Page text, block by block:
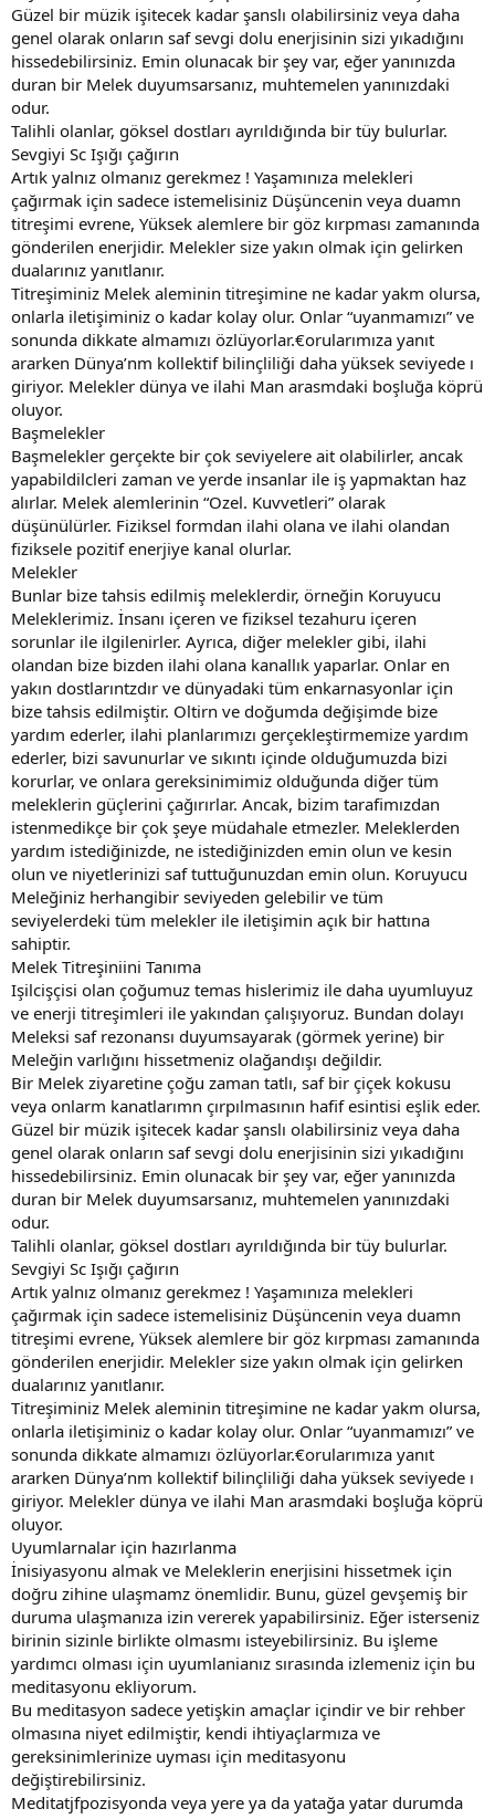
Güzel bir müzik işitecek kadar şanslı olabilirsiniz veya daha
genel olarak onların saf sevgi dolu enerjisinin sizi yıkadığını
hissedebilirsiniz. Emin olunacak bir şey var, eğer yanınızda
duran bir Melek duyumsarsanız, muhtemelen yanınızdaki
odur.
Talihli olanlar, göksel dostları ayrıldığında bir tüy bulurlar.
Sevgiyi Sc Işığı çağırın
Artık yalnız olmanız gerekmez ! Yaşamınıza melekleri
çağırmak için sadece istemelisiniz Düşüncenin veya duamn
titreşimi evrene, Yüksek alemlere bir göz kırpması zamanında
gönderilen enerjidir. Melekler size yakın olmak için gelirken
dualarınız yanıtlanır.
Titreşiminiz Melek aleminin titreşimine ne kadar yakm olursa,
onlarla iletişiminiz o kadar kolay olur. Onlar “uyanmamızı” ve
sonunda dikkate almamızı özlüyorlar.€orularımıza yanıt
ararken Dünya’nm kollektif bilinçliliği daha yüksek seviyede ı
giriyor. Melekler dünya ve ilahi Man arasmdaki boşluğa köprü
oluyor.
Başmelekler
Başmelekler gerçekte bir çok seviyelere ait olabilirler, ancak
yapabildilcleri zaman ve yerde insanlar ile iş yapmaktan haz
alırlar. Melek alemlerinin “Ozel. Kuvvetleri” olarak
düşünülürler. Fiziksel formdan ilahi olana ve ilahi olandan
fiziksele pozitif enerjiye kanal olurlar.
Melekler
Bunlar bize tahsis edilmiş meleklerdir, örneğin Koruyucu
Meleklerimiz. İnsanı içeren ve fiziksel tezahuru içeren
sorunlar ile ilgilenirler. Ayrıca, diğer melekler gibi, ilahi
olandan bize bizden ilahi olana kanallık yaparlar. Onlar en
yakın dostlarıntzdır ve dünyadaki tüm enkarnasyonlar için
bize tahsis edilmiştir. Oltirn ve doğumda değişimde bize
yardım ederler, ilahi planlarımızı gerçekleştirmemize yardım
ederler, bizi savunurlar ve sıkıntı içinde olduğumuzda bizi
korurlar, ve onlara gereksinimimiz olduğunda diğer tüm
meleklerin güçlerini çağırırlar. Ancak, bizim tarafimızdan
istenmedikçe bir çok şeye müdahale etmezler. Meleklerden
yardım istediğinizde, ne istediğinizden emin olun ve kesin
olun ve niyetlerinizi saf tuttuğunuzdan emin olun. Koruyucu
Meleğiniz herhangibir seviyeden gelebilir ve tüm
seviyelerdeki tüm melekler ile iletişimin açık bir hattına
sahiptir.
Melek Titreşiniini Tanıma
Işilcişçisi olan çoğumuz temas hislerimiz ile daha uyumluyuz
ve enerji titreşimleri ile yakından çalışıyoruz. Bundan dolayı
Meleksi saf rezonansı duyumsayarak (görmek yerine) bir
Meleğin varlığını hissetmeniz olağandışı değildir.
Bir Melek ziyaretine çoğu zaman tatlı, saf bir çiçek kokusu
veya onlarm kanatlarımn çırpılmasının hafif esintisi eşlik eder.
Güzel bir müzik işitecek kadar şanslı olabilirsiniz veya daha
genel olarak onların saf sevgi dolu enerjisinin sizi yıkadığını
hissedebilirsiniz. Emin olunacak bir şey var, eğer yanınızda
duran bir Melek duyumsarsanız, muhtemelen yanınızdaki
odur.
Talihli olanlar, göksel dostları ayrıldığında bir tüy bulurlar.
Sevgiyi Sc Işığı çağırın
Artık yalnız olmanız gerekmez ! Yaşamınıza melekleri
çağırmak için sadece istemelisiniz Düşüncenin veya duamn
titreşimi evrene, Yüksek alemlere bir göz kırpması zamanında
gönderilen enerjidir. Melekler size yakın olmak için gelirken
dualarınız yanıtlanır.
Titreşiminiz Melek aleminin titreşimine ne kadar yakm olursa,
onlarla iletişiminiz o kadar kolay olur. Onlar “uyanmamızı” ve
sonunda dikkate almamızı özlüyorlar.€orularımıza yanıt
ararken Dünya’nm kollektif bilinçliliği daha yüksek seviyede ı
giriyor. Melekler dünya ve ilahi Man arasmdaki boşluğa köprü
oluyor.
Uyumlarnalar için hazırlanma
İnisiyasyonu almak ve Meleklerin enerjisini hissetmek için
doğru zihine ulaşmamz önemlidir. Bunu, güzel gevşemiş bir
duruma ulaşmanıza izin vererek yapabilirsiniz. Eğer isterseniz
birinin sizinle birlikte olmasmı isteyebilirsiniz. Bu işleme
yardımcı olması için uyumlanianız sırasında izlemeniz için bu
meditasyonu ekliyorum.
Bu meditasyon sadece yetişkin amaçlar içindir ve bir rehber
olmasına niyet edilmiştir, kendi ihtiyaçlarmıza ve
gereksinimlerinize uyması için meditasyonu
değiştirebilirsiniz.
Meditatjfpozisyonda veya yere ya da yatağa yatar durumda